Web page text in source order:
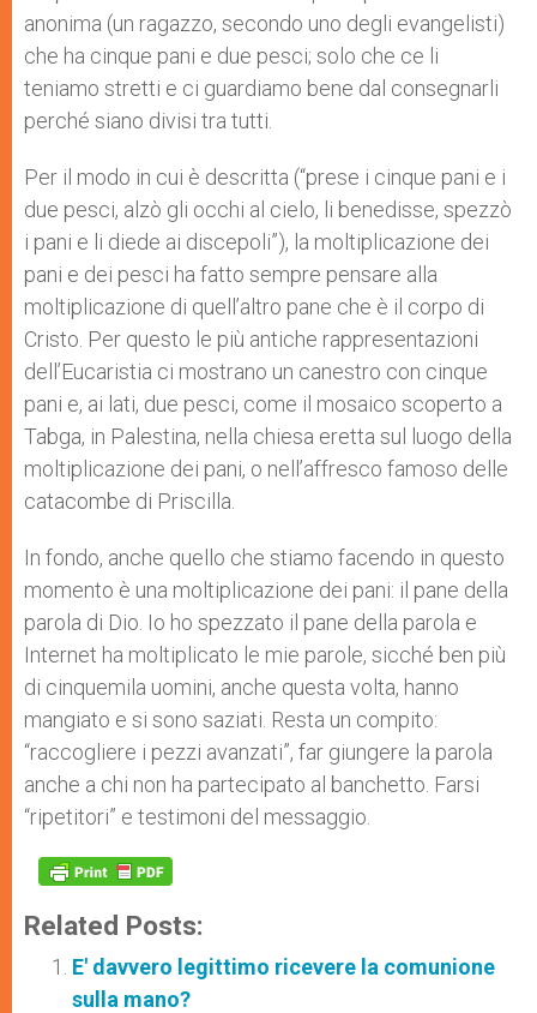
anonima (un ragazzo, secondo uno degli evangelisti)
che ha cinque pani e due pesci; solo che ce li
teniamo stretti e ci guardiamo bene dal consegnarli
perché siano divisi tra tutti.
Per il modo in cui è descritta (“prese i cinque pani e i
due pesci, alzò gli occhi al cielo, li benedisse, spezzò
i pani e li diede ai discepoli”), la moltiplicazione dei
pani e dei pesci ha fatto sempre pensare alla
moltiplicazione di quell’altro pane che è il corpo di
Cristo. Per questo le più antiche rappresentazioni
dell’Eucaristia ci mostrano un canestro con cinque
pani e, ai lati, due pesci, come il mosaico scoperto a
Tabga, in Palestina, nella chiesa eretta sul luogo della
moltiplicazione dei pani, o nell’affresco famoso delle
catacombe di Priscilla.
In fondo, anche quello che stiamo facendo in questo
momento è una moltiplicazione dei pani: il pane della
parola di Dio. Io ho spezzato il pane della parola e
Internet ha moltiplicato le mie parole, sicché ben più
di cinquemila uomini, anche questa volta, hanno
mangiato e si sono saziati. Resta un compito:
“raccogliere i pezzi avanzati”, far giungere la parola
anche a chi non ha partecipato al banchetto. Farsi
“ripetitori” e testimoni del messaggio.
Related Posts:
E' davvero legittimo ricevere la comunione
sulla mano?